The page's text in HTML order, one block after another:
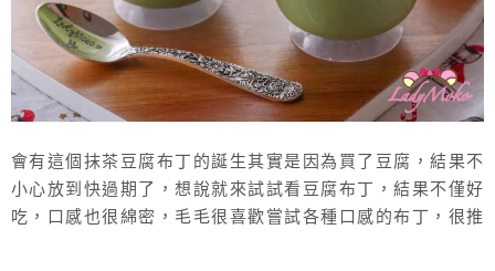
會有這個抹茶豆腐布丁的誕生其實是因為買了豆腐，結果不
小心放到快過期了，想說就來試試看豆腐布丁，結果不僅好
吃，口感也很綿密，毛毛很喜歡嘗試各種口感的布丁，很推